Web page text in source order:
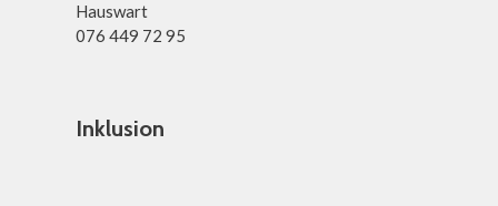
Hauswart
076 449 72 95
Inklusion